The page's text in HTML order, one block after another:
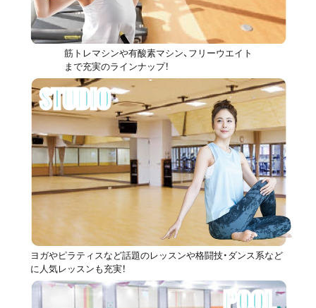
筋トレマシンや有酸素マシン、フリーウエイト
まで充実のラインナップ！
STUDIO
ヨガやピラティスなど話題のレッスンや格闘技・ダンス系など
に人気レッスンも充実！
POOL